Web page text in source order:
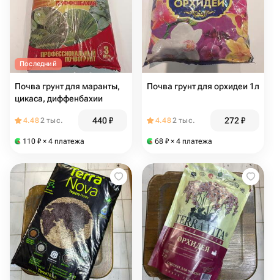
Последний
Почва грунт для маранты,
цикаса, диффенбахии
4.482 тыс. 440₽
110 ₽ × 4 платежа
Почва грунт для орхидеи 1л
4.482 тыс. 272₽
68 ₽ × 4 платежа